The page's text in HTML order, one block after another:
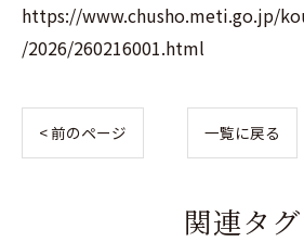
https://www.chusho.meti.go.jp/
/2026/260216001.html
< 前のページ 一覧に戻る
関連タグ